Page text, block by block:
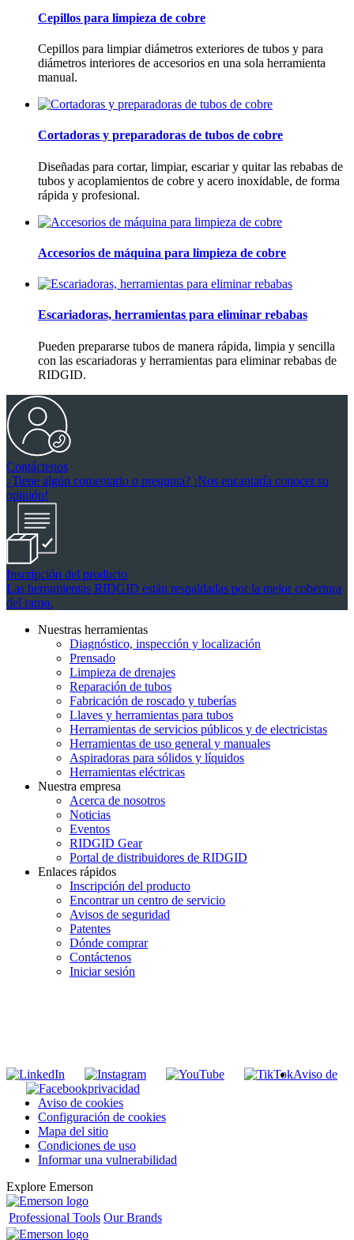
Cepillos para limpieza de cobre
Cepillos para limpiar diámetros exteriores de tubos y para
diámetros interiores de accesorios en una sola herramienta
manual.
Cortadoras y preparadoras de tubos de cobre
Diseñadas para cortar, limpiar, escariar y quitar las rebabas de
tubos y acoplamientos de cobre y acero inoxidable, de forma
rápida y profesional.
Accesorios de máquina para limpieza de cobre
Escariadoras, herramientas para eliminar rebabas
Pueden prepararse tubos de manera rápida, limpia y sencilla
con las escariadoras y herramientas para eliminar rebabas de
RIDGID.
Contáctenos
¿Tiene algún comentario o pregunta? ¡Nos encantaría conocer su
opinión!
Inscripción del producto
Las herramientas RIDGID están respaldadas por la mejor cobertura
del ramo.
Nuestras herramientas
Diagnóstico, inspección y localización
Prensado
Limpieza de drenajes
Reparación de tubos
Fabricación de roscado y tuberías
Llaves y herramientas para tubos
Herramientas de servicios públicos y de electricistas
Herramientas de uso general y manuales
Aspiradoras para sólidos y líquidos
Herramientas eléctricas
Nuestra empresa
Acerca de nosotros
Noticias
Eventos
RIDGID Gear
Portal de distribuidores de RIDGID
Enlaces rápidos
Inscripción del producto
Encontrar un centro de servicio
Avisos de seguridad
Patentes
Dónde comprar
Contáctenos
Iniciar sesión
Aviso de
privacidad
Aviso de cookies
Configuración de cookies
Mapa del sitio
Condiciones de uso
Informar una vulnerabilidad
Explore Emerson
Professional Tools Our Brands